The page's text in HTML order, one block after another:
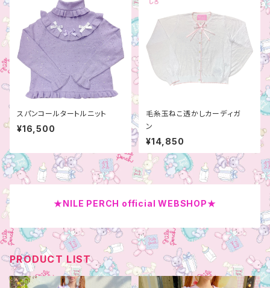
スパンコールタートルニット
¥16,500
毛糸玉ねこ透かしカーディガ
ン
¥14,850
★NILE PERCH official WEBSHOP★
PRODUCT LIST